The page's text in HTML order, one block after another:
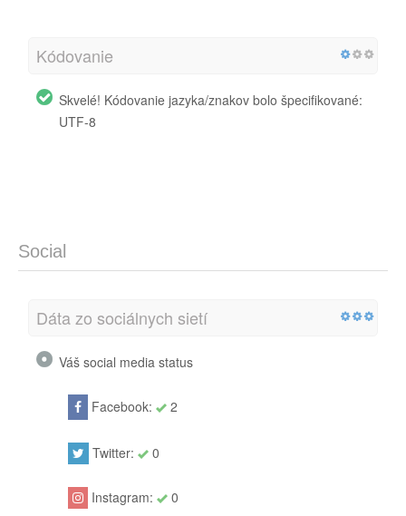
Kódovanie
Skvelé! Kódovanie jazyka/znakov bolo špecifikované:
UTF-8
Social
Dáta zo sociálnych sietí
Váš social media status
Facebook: 2
Twitter: 0
Instagram: 0